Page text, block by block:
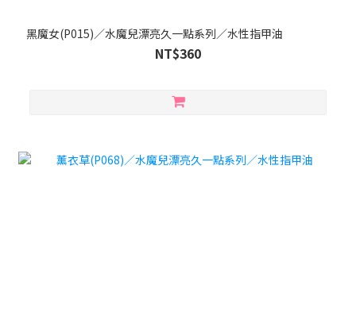
黑魔女(P015)／水魔兒漂亮久一點系列／水性指甲油
NT$360